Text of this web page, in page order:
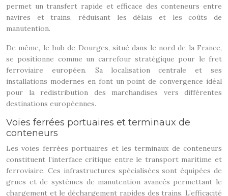
permet un transfert rapide et efficace des conteneurs entre
navires et trains, réduisant les délais et les coûts de
manutention.
De même, le hub de Dourges, situé dans le nord de la France,
se positionne comme un carrefour stratégique pour le fret
ferroviaire européen. Sa localisation centrale et ses
installations modernes en font un point de convergence idéal
pour la redistribution des marchandises vers différentes
destinations européennes.
Voies ferrées portuaires et terminaux de
conteneurs
Les voies ferrées portuaires et les terminaux de conteneurs
constituent l’interface critique entre le transport maritime et
ferroviaire. Ces infrastructures spécialisées sont équipées de
grues et de systèmes de manutention avancés permettant le
chargement et le déchargement rapides des trains. L’efficacité